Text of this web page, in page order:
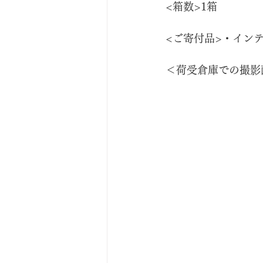
<箱数>1箱
<ご寄付品>・イン
＜荷受倉庫での撮影